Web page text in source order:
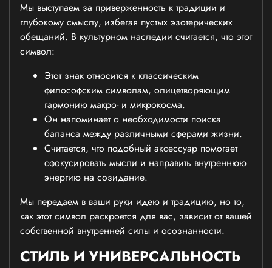
Мы выступаем за приверженность к традиции и
глубокому смыслу, избегая пустых эзотерических
обещаний. В культурном наследии считается, что этот
символ:
Этот знак относится к классическим
философским символам, олицетворяющим
гармонию макро- и микрокосма.
Он напоминает о необходимости поиска
баланса между различными сферами жизни.
Считается, что подобный аксессуар помогает
сфокусировать мысли и направить внутреннюю
энергию на созидание.
Мы передаем в ваши руки идею и традицию, но то,
как этот символ раскроется для вас, зависит от вашей
собственной внутренней силы и осознанности.
СТИЛЬ И УНИВЕРСАЛЬНОСТЬ